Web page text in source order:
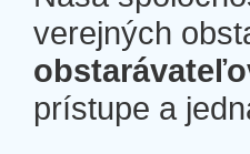
verejných
prístupe a